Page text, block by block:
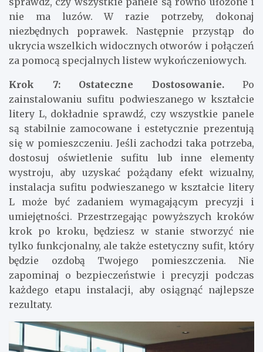
nie ma luzów. W razie potrzeby, dokonaj
niezbędnych poprawek. Następnie przystąp do
ukrycia wszelkich widocznych otworów i połączeń
za pomocą specjalnych listew wykończeniowych.
Krok 7: Ostateczne Dostosowanie. Po
zainstalowaniu sufitu podwieszanego w kształcie
litery L, dokładnie sprawdź, czy wszystkie panele
są stabilnie zamocowane i estetycznie prezentują
się w pomieszczeniu. Jeśli zachodzi taka potrzeba,
dostosuj oświetlenie sufitu lub inne elementy
wystroju, aby uzyskać pożądany efekt wizualny,
instalacja sufitu podwieszanego w kształcie litery
L może być zadaniem wymagającym precyzji i
umiejętności. Przestrzegając powyższych kroków
krok po kroku, będziesz w stanie stworzyć nie
tylko funkcjonalny, ale także estetyczny sufit, który
będzie ozdobą Twojego pomieszczenia. Nie
zapominaj o bezpieczeństwie i precyzji podczas
każdego etapu instalacji, aby osiągnąć najlepsze
rezultaty.